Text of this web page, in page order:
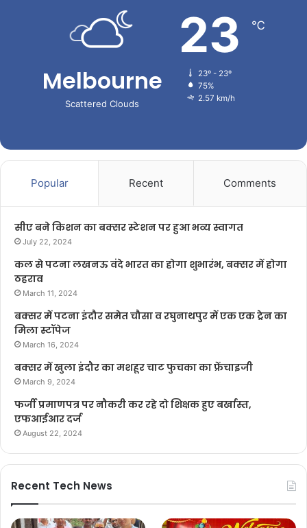
Melbourne
Scattered Clouds
23 ℃
23º - 23º
75%
2.57 km/h
Popular Recent Comments
सीए बने किशन का बक्सर स्टेशन पर हुआ भव्य स्वागत
July 22, 2024
कल से पटना लखनऊ वंदे भारत का होगा शुभारंभ, बक्सर में होगा
ठहराव
March 11, 2024
बक्सर में पटना इंदौर समेत चौसा व रघुनाथपुर में एक एक ट्रेन का
मिला स्टॉपेज
March 16, 2024
बक्सर में खुला इंदौर का मशहूर चाट फुचका का फ्रेंचाइजी
March 9, 2024
फर्जी प्रमाणपत्र पर नौकरी कर रहे दो शिक्षक हुए बर्खास्त,
एफआईआर दर्ज
August 22, 2024
Recent Tech News